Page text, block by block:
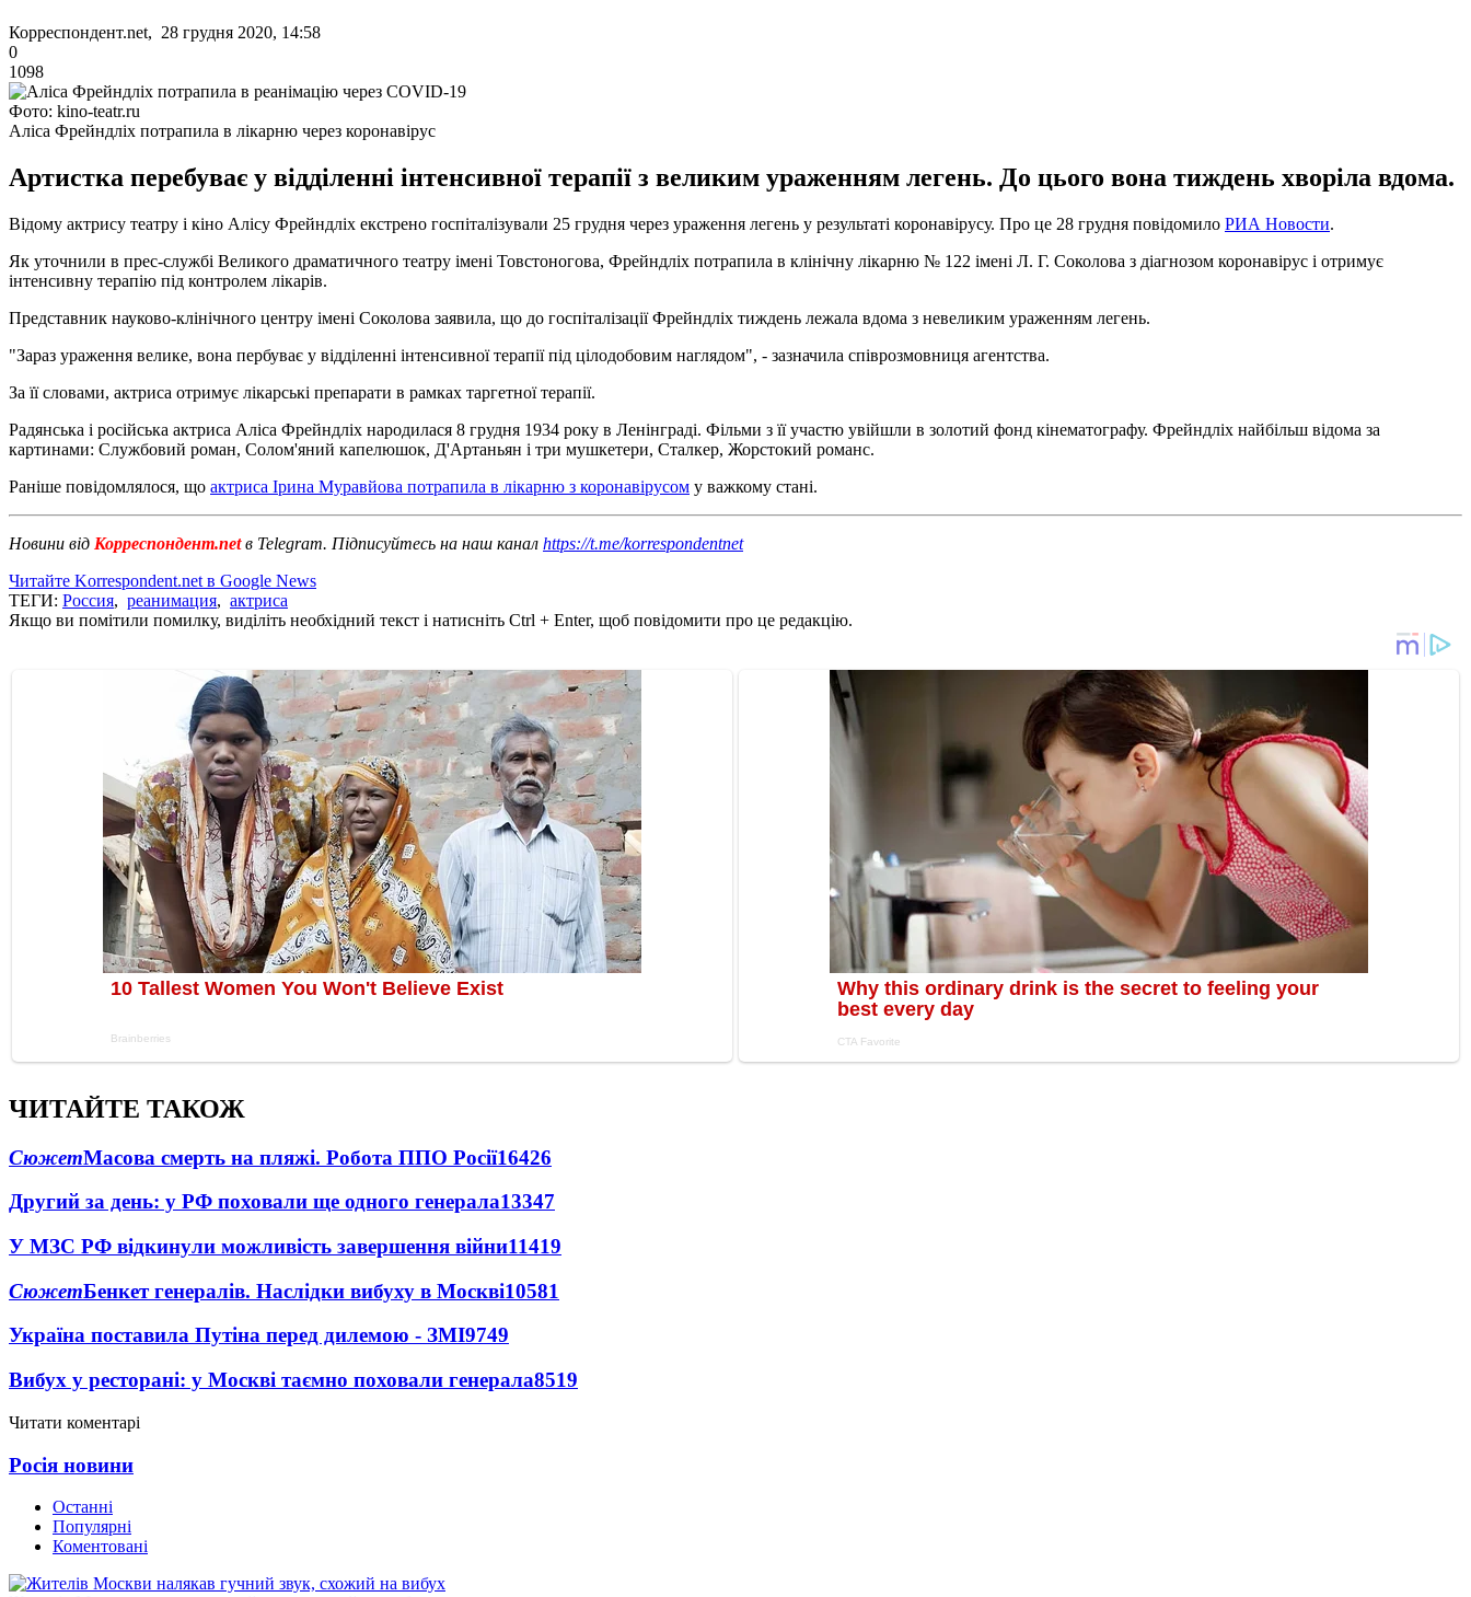
Корреспондент.net, 28 грудня 2020, 14:58
0
1098
Фото: kino-teatr.ru
Аліса Фрейндліх потрапила в лікарню через коронавірус
Артистка перебуває у відділенні інтенсивної терапії з великим ураженням легень. До цього вона тиждень хворіла вдома.
Відому актрису театру і кіно Алісу Фрейндліх екстрено госпіталізували 25 грудня через ураження легень у результаті коронавірусу. Про це 28 грудня повідомило РИА Новости.
Як уточнили в прес-службі Великого драматичного театру імені Товстоногова, Фрейндліх потрапила в клінічну лікарню № 122 імені Л. Г. Соколова з діагнозом коронавірус і отримує
інтенсивну терапію під контролем лікарів.
Представник науково-клінічного центру імені Соколова заявила, що до госпіталізації Фрейндліх тиждень лежала вдома з невеликим ураженням легень.
"Зараз ураження велике, вона пербуває у відділенні інтенсивної терапії під цілодобовим наглядом", - зазначила співрозмовниця агентства.
За її словами, актриса отримує лікарські препарати в рамках таргетної терапії.
Радянська і російська актриса Аліса Фрейндліх народилася 8 грудня 1934 року в Ленінграді. Фільми з її участю увійшли в золотий фонд кінематографу. Фрейндліх найбільш відома за
картинами: Службовий роман, Солом'яний капелюшок, Д'Артаньян і три мушкетери, Сталкер, Жорстокий романс.
Раніше повідомлялося, що актриса Ірина Муравйова потрапила в лікарню з коронавірусом у важкому стані.
Новини від Корреспондент.netв Telegram. Підписуйтесь на наш канал https://t.me/korrespondentnet
Читайте Korrespondent.net в Google News
ТЕГИ: Россия, реанимация, актриса
Якщо ви помітили помилку, виділіть необхідний текст і натисніть Ctrl + Enter, щоб повідомити про це редакцію.
ЧИТАЙТЕ ТАКОЖ
СюжетМасова смерть на пляжі. Робота ППО Росії16426
Другий за день: у РФ поховали ще одного генерала13347
У МЗС РФ відкинули можливість завершення війни11419
СюжетБенкет генералів. Наслідки вибуху в Москві10581
Україна поставила Путіна перед дилемою - ЗМІ9749
Вибух у ресторані: у Москві таємно поховали генерала8519
Читати коментарі
Росія новини
Останні
Популярні
Коментовані